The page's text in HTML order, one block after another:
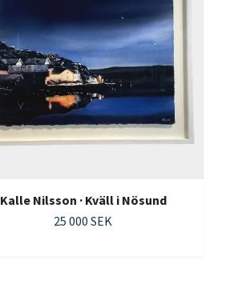
Kalle Nilsson · Kväll i Nösund
25 000 SEK